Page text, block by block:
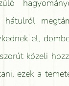
hátulról
el,
közeli
ezek a